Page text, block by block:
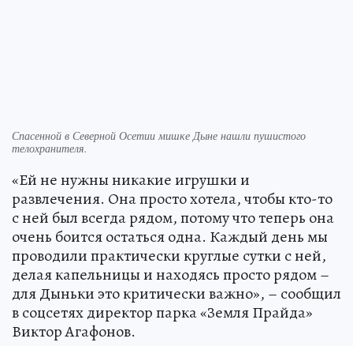
Спасенной в Северной Осетии мишке Дыне нашли пушистого
телохранителя.
«Ей не нужны никакие игрушки и
развлечения. Она просто хотела, чтобы кто-то
с ней был всегда рядом, потому что теперь она
очень боится остаться одна. Каждый день мы
проводили практически круглые сутки с ней,
делая капельницы и находясь просто рядом –
для Дыньки это критически важно», – сообщил
в соцсетях директор парка «Земля Прайда»
Виктор Агафонов.